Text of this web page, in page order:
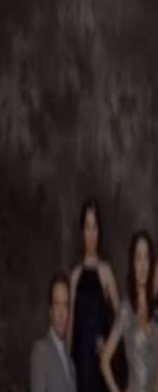
Vriend van Beau
Chantal Janzen duidelijk
Thuisfront smeekt Anouk
9 juli, 15:55
Bondgenoten-Anouk en
8 juli, 13:59
Reality
Opdracht in Het Perfecte